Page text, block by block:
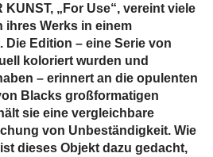
KUNST, „For Use“, vereint viele
ihres Werks in einem
Edition – eine Serie von
koloriert wurden und
– erinnert an die opulenten
Blacks großformatigen
sie eine vergleichbare
von Unbeständigkeit. Wie
dieses Objekt dazu gedacht,